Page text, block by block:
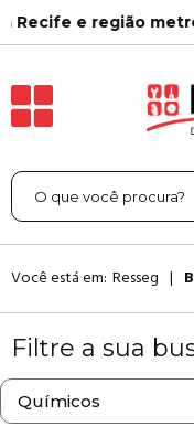
Você está em: Resseg
Filtre a sua
Químicos